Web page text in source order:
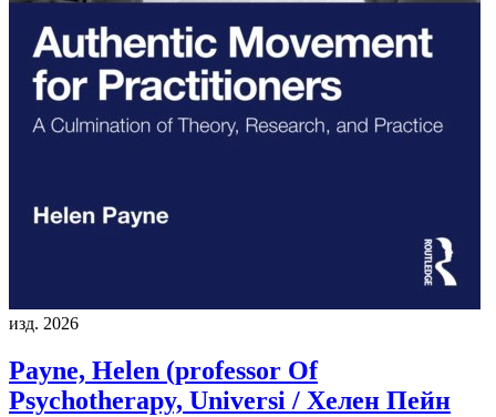
изд. 2026
Payne, Helen (professor Of
Psychotherapy, Universi / Хелен Пейн